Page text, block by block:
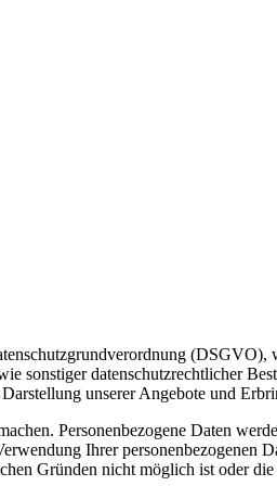
sonstiger datenschutzrechtlicher
unserer Angebote und
Personenbezogene Daten
Ihrer
Gründen nicht möglich ist oder